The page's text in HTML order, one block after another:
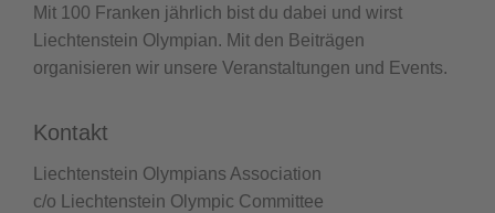
Mit 100 Franken jährlich bist du dabei und wirst
Liechtenstein Olympian. Mit den Beiträgen
organisieren wir unsere Veranstaltungen und Events.
Kontakt
Liechtenstein Olympians Association
c/o Liechtenstein Olympic Committee